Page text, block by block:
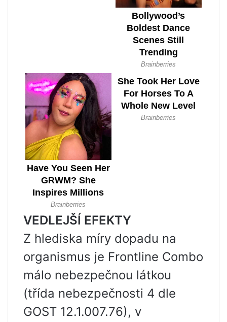
VEDLEJŠÍ EFEKTY
Z hlediska míry dopadu na
organismus je Frontline Combo
málo nebezpečnou látkou
(třída nebezpečnosti 4 dle
GOST 12.1.007.76), v